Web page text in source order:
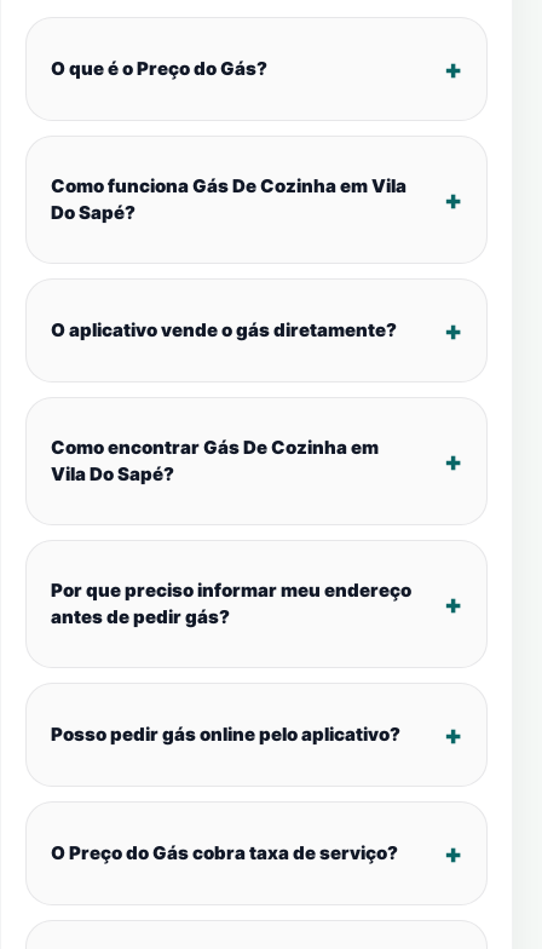
O que é o Preço do Gás?
Como funciona Gás De Cozinha em Vila
Do Sapé?
O aplicativo vende o gás diretamente?
Como encontrar Gás De Cozinha em
Vila Do Sapé?
Por que preciso informar meu endereço
antes de pedir gás?
Posso pedir gás online pelo aplicativo?
O Preço do Gás cobra taxa de serviço?